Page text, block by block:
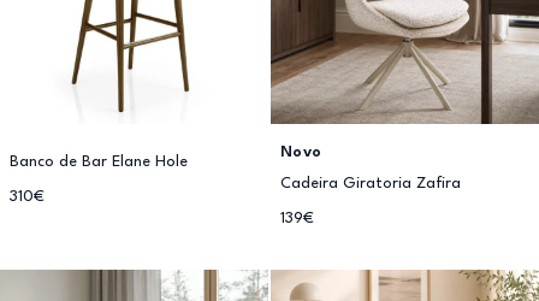
Banco de Bar Elane Hole
310€
Novo
Cadeira Giratoria Zafira
139€